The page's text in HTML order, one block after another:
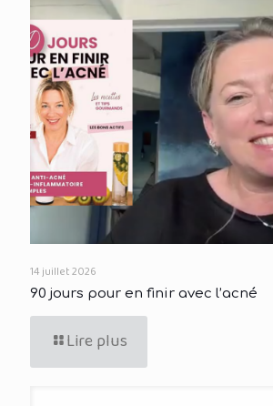
14 juillet 2026
90 jours pour en finir avec l’acné
Lire plus